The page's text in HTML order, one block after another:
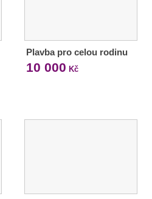
Plavba pro celou rodinu
10 000 Kč